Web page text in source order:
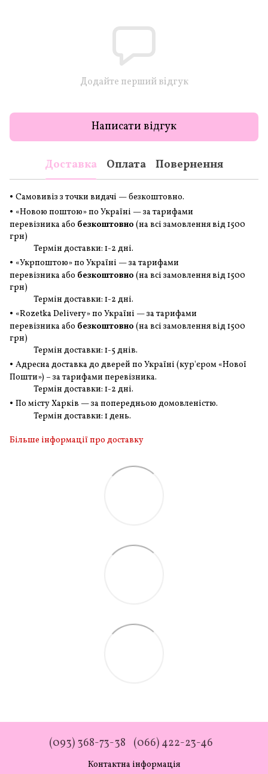
Додайте перший відгук
Написати відгук
Доставка Оплата Повернення
• Самовивіз з точки видачі — безкоштовно.
• «Новою поштою» по Україні — за тарифами
перевізника або безкоштовно (на всі замовленнявід 1500
грн)
Термін доставки: 1-2 дні.
• «Укрпоштою» по Україні — за тарифами
перевізника або безкоштовно (на всі замовленнявід 1500
грн)
Термін доставки: 1-2 дні.
• «Rozetka Delivery» по Україні — за тарифами
перевізника або безкоштовно (на всі замовленнявід 1500
грн)
Термін доставки: 1-5 днів.
• Адресна доставка до дверей по Україні (кур'єром «Нової
Пошти») – за тарифами перевізника.
Термін доставки: 1-2 дні.
• По місту Харків — за попередньою домовленістю.
Термін доставки: 1 день.
Більше інформації про доставку
(093) 368-73-38 (066) 422-23-46
Контактна інформація